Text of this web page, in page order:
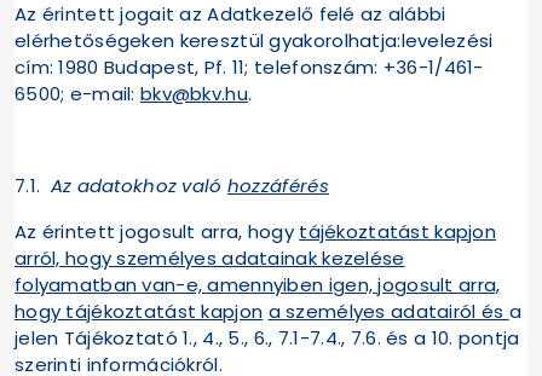
Az érintett jogait az Adatkezelő felé az alábbi
elérhetőségeken keresztül gyakorolhatja:levelezési
cím: 1980 Budapest, Pf. 11; telefonszám: +36-1/461-
6500; e-mail:bkv@bkv.hu.
7.1. Az adatokhoz való hozzáférés
Az érintett jogosult arra, hogy tájékoztatást kapjon
arról, hogy személyes adatainak kezelése
folyamatban van-e, amennyiben igen, jogosult arra,
hogy tájékoztatást kapjon a személyes adatairól és a
jelen Tájékoztató 1., 4., 5., 6., 7.1-7.4., 7.6. és a 10. pontja
szerinti információkról.